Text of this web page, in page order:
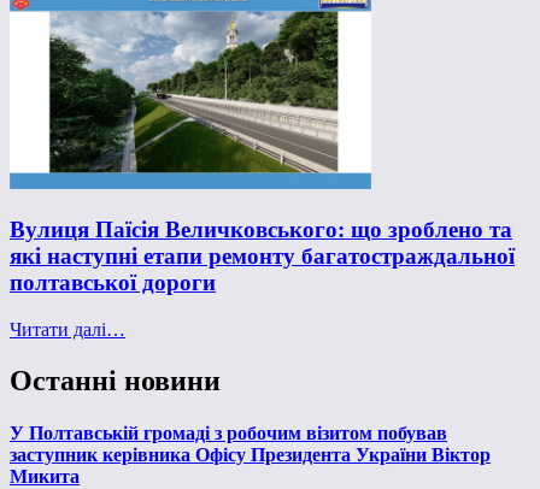
Вулиця Паїсія Величковського: що зроблено та
які наступні етапи ремонту багатостраждальної
полтавської дороги
Читати далі…
Останні новини
У Полтавській громаді з робочим візитом побував
заступник керівника Офісу Президента України Віктор
Микита